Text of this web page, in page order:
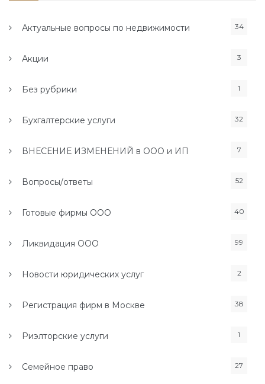
Актуальные вопросы по недвижимости 34
Акции 3
Без рубрики 1
Бухгалтерские услуги 32
ВНЕСЕНИЕ ИЗМЕНЕНИЙ в ООО и ИП 7
Вопросы/ответы 52
Готовые фирмы ООО 40
Ликвидация ООО 99
Новости юридических услуг 2
Регистрация фирм в Москве 38
Риэлторские услуги 1
Семейное право 27